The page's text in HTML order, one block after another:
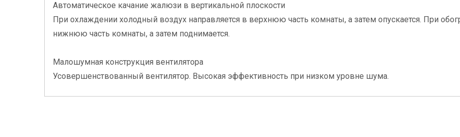
Автоматическое качание жалюзи в вертикальной плоскости
При охлаждении холодный воздух направляется в верхнюю часть комнаты, а затем опускается. При
нижнюю часть комнаты, а затем поднимается.
Малошумная конструкция вентилятора
Усовершенствованный вентилятор. Высокая эффективность при низком уровне шума.